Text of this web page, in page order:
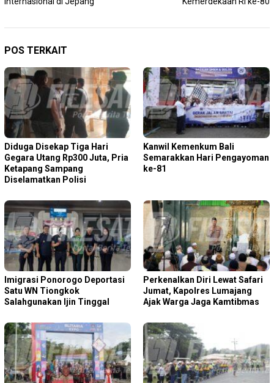
POS TERKAIT
Diduga Disekap Tiga Hari
Gegara Utang Rp300 Juta, Pria
Ketapang Sampang
Diselamatkan Polisi
Kanwil Kemenkum Bali
Semarakkan Hari Pengayoman
ke-81
Imigrasi Ponorogo Deportasi
Satu WN Tiongkok
Salahgunakan Ijin Tinggal
Perkenalkan Diri Lewat Safari
Jumat, Kapolres Lumajang
Ajak Warga Jaga Kamtibmas